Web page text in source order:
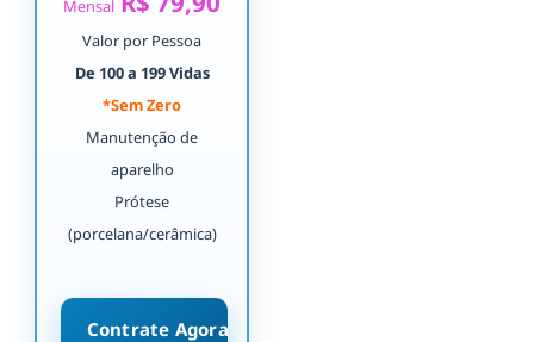
Mensal
Valor por Pessoa
De 100 a 199 Vidas
*Sem Zero
Manutenção de
aparelho
Prótese
(porcelana/cerâmica)
Contrate Agora